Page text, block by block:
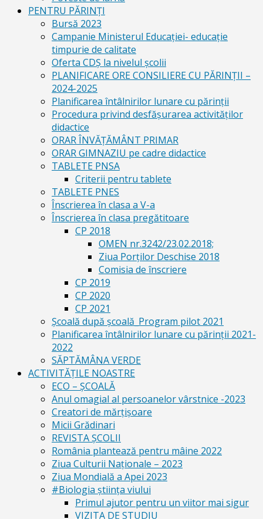
PENTRU PĂRINȚI
Bursă 2023
Campanie Ministerul Educației- educație
timpurie de calitate
Oferta CDŞ la nivelul şcolii
PLANIFICARE ORE CONSILIERE CU PĂRINȚII –
2024-2025
Planificarea întâlnirilor lunare cu părinții
Procedura privind desfășurarea activităților
didactice
ORAR ÎNVĂȚĂMÂNT PRIMAR
ORAR GIMNAZIU pe cadre didactice
TABLETE PNSA
Criterii pentru tablete
TABLETE PNES
Înscrierea în clasa a V-a
Înscrierea în clasa pregătitoare
CP 2018
OMEN nr.3242/23.02.2018;
Ziua Porților Deschise 2018
Comisia de înscriere
CP 2019
CP 2020
CP 2021
Școală după școală_Program pilot 2021
Planificarea întâlnirilor lunare cu părinții 2021-
2022
SĂPTĂMÂNA VERDE
ACTIVITĂȚILE NOASTRE
ECO – ŞCOALĂ
Anul omagial al persoanelor vârstnice -2023
Creatori de mărțișoare
Micii Grădinari
REVISTA ŞCOLII
România plantează pentru mâine 2022
Ziua Culturii Naționale – 2023
Ziua Mondială a Apei 2023
#Biologia știința viului
Primul ajutor pentru un viitor mai sigur
VIZITA DE STUDIU